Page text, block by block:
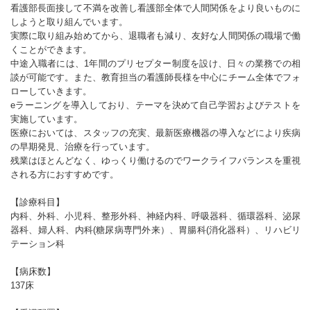
看護部長面接して不満を改善し看護部全体で人間関係をより良いものに
しようと取り組んでいます。
実際に取り組み始めてから、退職者も減り、友好な人間関係の職場で働
くことができます。
中途入職者には、1年間のプリセプター制度を設け、日々の業務での相
談が可能です。また、教育担当の看護師長様を中心にチーム全体でフォ
ローしていきます。
eラーニングを導入しており、テーマを決めて自己学習およびテストを
実施しています。
医療においては、スタッフの充実、最新医療機器の導入などにより疾病
の早期発見、治療を行っています。
残業はほとんどなく、ゆっくり働けるのでワークライフバランスを重視
される方におすすめです。
【診療科目】
内科、外科、小児科、整形外科、神経内科、呼吸器科、循環器科、泌尿
器科、婦人科、内科(糖尿病専門外来）、胃腸科(消化器科）、リハビリ
テーション科
【病床数】
137床